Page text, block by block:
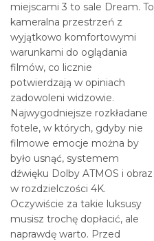
miejscami 3 to sale Dream. To
kameralna przestrzeń z
wyjątkowo komfortowymi
warunkami do oglądania
filmów, co licznie
potwierdzają w opiniach
zadowoleni widzowie.
Najwygodniejsze rozkładane
fotele, w których, gdyby nie
filmowe emocje można by
było usnąć, systemem
dźwięku Dolby ATMOS i obraz
w rozdzielczości 4K.
Oczywiście za takie luksusy
musisz trochę dopłacić, ale
naprawdę warto. Przed